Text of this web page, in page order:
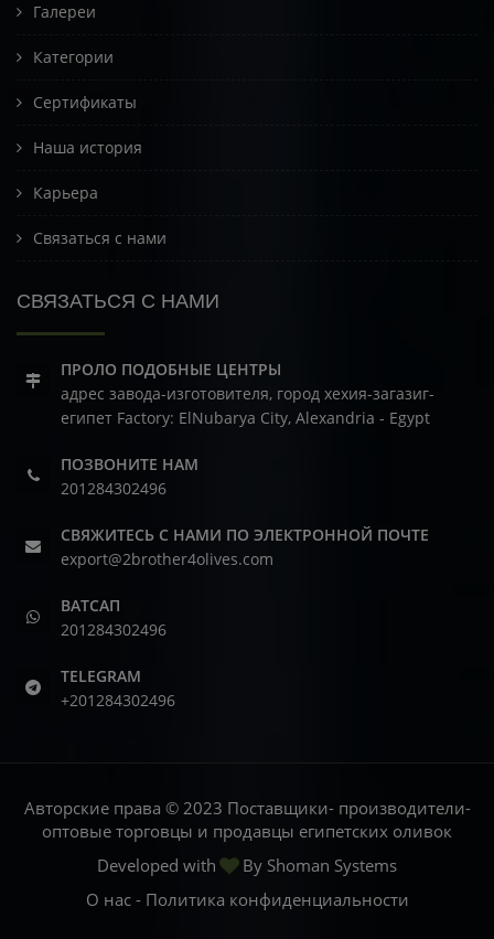
Галереи
Категории
Сертификаты
Наша история
Карьера
Связаться с нами
СВЯЗАТЬСЯ С НАМИ
ПРОЛО ПОДОБНЫЕ ЦЕНТРЫ
адрес завода-изготовителя, город хехия-загазиг-
египет Factory: ElNubarya City, Alexandria - Egypt
ПОЗВОНИТЕ НАМ
201284302496
СВЯЖИТЕСЬ С НАМИ ПО ЭЛЕКТРОННОЙ ПОЧТЕ
export@2brother4olives.com
ВАТСАП
201284302496
TELEGRAM
+201284302496
Авторские права © 2023 Поставщики- производители-
оптовые торговцы и продавцы египетских оливок
Developed with
By Shoman Systems
О нас- Политика конфиденциальности